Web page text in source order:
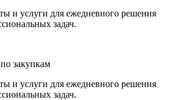
и услуги для ежедневного решения
задач.
закупкам
и услуги для ежедневного решения
задач.